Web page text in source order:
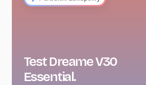
Test Dreame V30
Essential.